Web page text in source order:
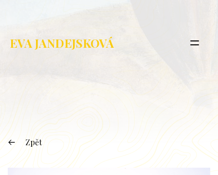
EVA JANDEJSKOVÁ
Zpět